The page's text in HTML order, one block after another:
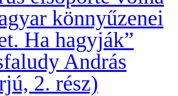
könnyűzenei
Ha hagyják”
András
2. rész)